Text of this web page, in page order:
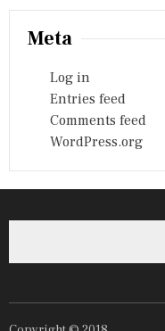
Meta
Log in
Entries feed
Comments feed
WordPress.org